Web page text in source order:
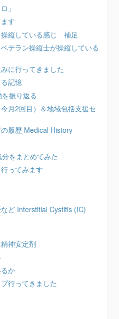
」
す
操縦している感じ 補足
テラン操縦士が操縦している
に行ってきました
記憶
振り返る
月2回目）＆地域包括支援セ
履歴 Medical History
をまとめてみた
ってみます
ど Interstitial Cystitis (IC)
神安定剤
か
行ってきました